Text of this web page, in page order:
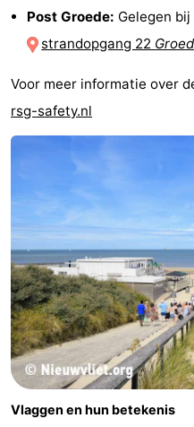
Post Groede: Gelegen
strandopgang 22
Voor meer informatie over
rsg-safety.nl
Vlaggen en hun betekenis